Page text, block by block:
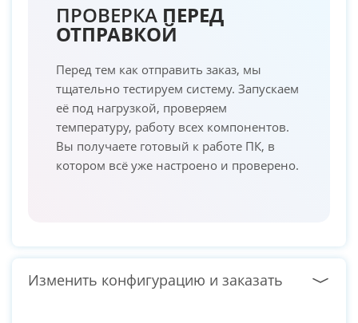
ПРОВЕРКА ПЕРЕД
ОТПРАВКОЙ
Перед тем как отправить заказ, мы
тщательно тестируем систему. Запускаем
её под нагрузкой, проверяем
температуру, работу всех компонентов.
Вы получаете готовый к работе ПК, в
котором всё уже настроено и проверено.
Изменить конфигурацию и заказать